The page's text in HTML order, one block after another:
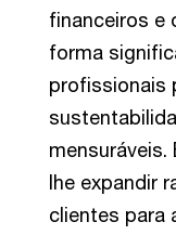
financeiros e
forma
profissionais
lhe expandir
clientes para